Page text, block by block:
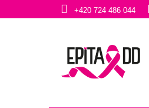
+420 724 486 044